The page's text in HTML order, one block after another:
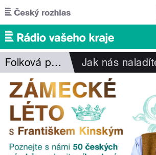
Přejít k hlavnímu obsahu
Folková pohlazení Jak nás